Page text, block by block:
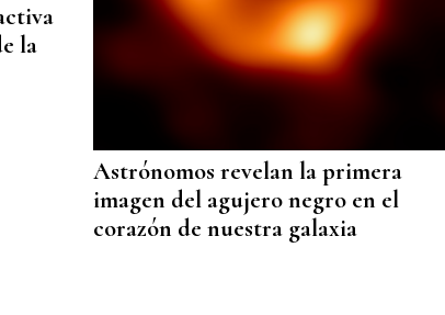
la
Astrónomos revelan la primera
imagen del agujero negro en el
corazón de nuestra galaxia